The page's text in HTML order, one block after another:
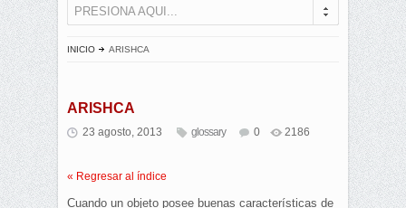
PRESIONA AQUI...
INICIO ARISHCA
ARISHCA
23 agosto, 2013 glossary 0 2186
« Regresar al índice
Cuando un objeto posee buenas características de